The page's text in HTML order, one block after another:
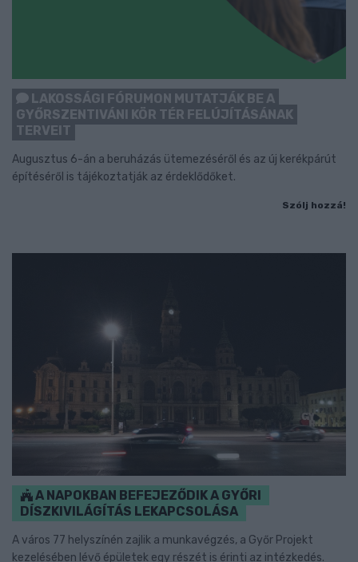
LAKOSSÁGI FÓRUMON MUTATJÁK BE A
GYŐRSZENTIVÁNI KÖR TÉR FELÚJÍTÁSÁNAK
TERVEIT
Augusztus 6-án a beruházás ütemezéséről és az új kerékpárút
építéséről is tájékoztatják az érdeklődőket.
Szólj hozzá!
A NAPOKBAN BEFEJEZŐDIK A GYŐRI
DÍSZKIVILÁGÍTÁS LEKAPCSOLÁSA
A város 77 helyszínén zajlik a munkavégzés, a Győr Projekt
kezelésében lévő épületek egy részét is érinti az intézkedés.